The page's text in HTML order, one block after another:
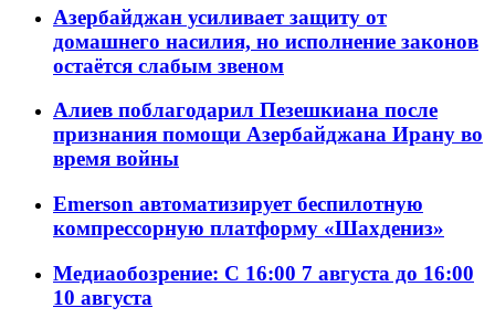
Азербайджан усиливает защиту от
домашнего насилия, но исполнение законов
остаётся слабым звеном
Алиев поблагодарил Пезешкиана после
признания помощи Азербайджана Ирану во
время войны
Emerson автоматизирует беспилотную
компрессорную платформу «Шахдениз»
Медиаобозрение: С 16:00 7 августа до 16:00
10 августа